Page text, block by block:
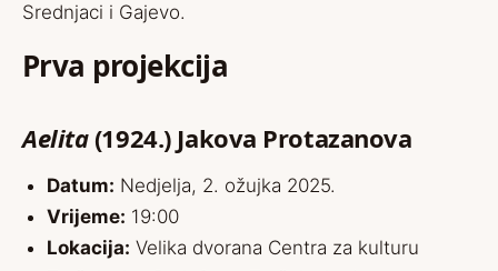
Srednjaci i Gajevo.
Prva projekcija
Aelita(1924.) Jakova Protazanova
Datum: Nedjelja, 2. ožujka 2025.
Vrijeme: 19:00
Lokacija: Velika dvorana Centra za kulturu